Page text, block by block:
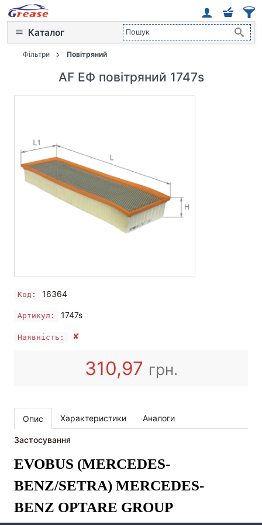
Каталог
Фільтри Повітряний
AF ЕФ повітряний 1747s
Код: 16364
Артикул: 1747s
Наявність: ✘
310,97 грн.
Опис Характеристики Аналоги
Застосування
EVOBUS (MERCEDES-
BENZ/SETRA) MERCEDES-
BENZ OPTARE GROUP